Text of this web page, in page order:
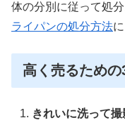
体の分別に従って処
ライパンの処分方法
高く売るための
きれいに洗って撮